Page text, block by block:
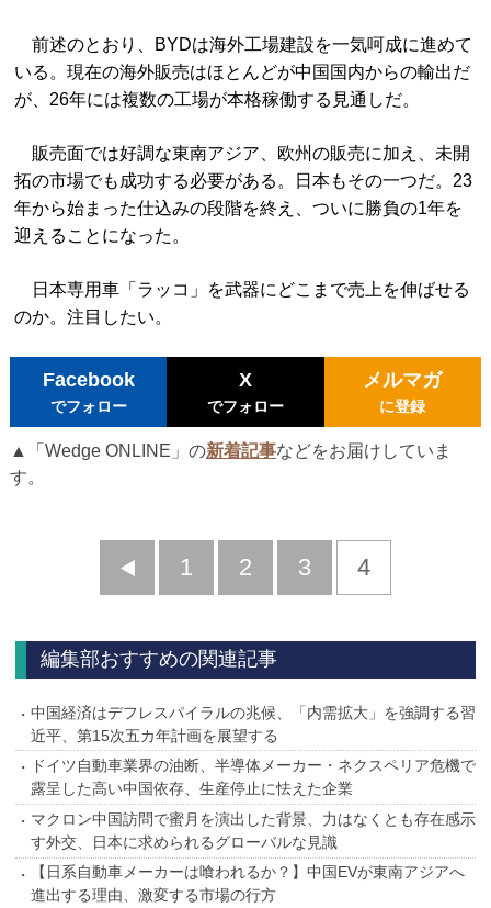
前述のとおり、BYDは海外工場建設を一気呵成に進めて
いる。現在の海外販売はほとんどが中国国内からの輸出だ
が、26年には複数の工場が本格稼働する見通しだ。
販売面では好調な東南アジア、欧州の販売に加え、未開
拓の市場でも成功する必要がある。日本もその一つだ。23
年から始まった仕込みの段階を終え、ついに勝負の1年を
迎えることになった。
日本専用車「ラッコ」を武器にどこまで売上を伸ばせる
のか。注目したい。
Facebook
でフォロー
X
でフォロー
メルマガ
に登録
▲「Wedge ONLINE」の新着記事などをお届けしていま
す。
前
1 2 3 4
編集部おすすめの関連記事
中国経済はデフレスパイラルの兆候、「内需拡大」を強調する習
近平、第15次五カ年計画を展望する
ドイツ自動車業界の油断、半導体メーカー・ネクスペリア危機で
露呈した高い中国依存、生産停止に怯えた企業
マクロン中国訪問で蜜月を演出した背景、力はなくとも存在感示
す外交、日本に求められるグローバルな見識
【日系自動車メーカーは喰われるか？】中国EVが東南アジアへ
進出する理由、激変する市場の行方